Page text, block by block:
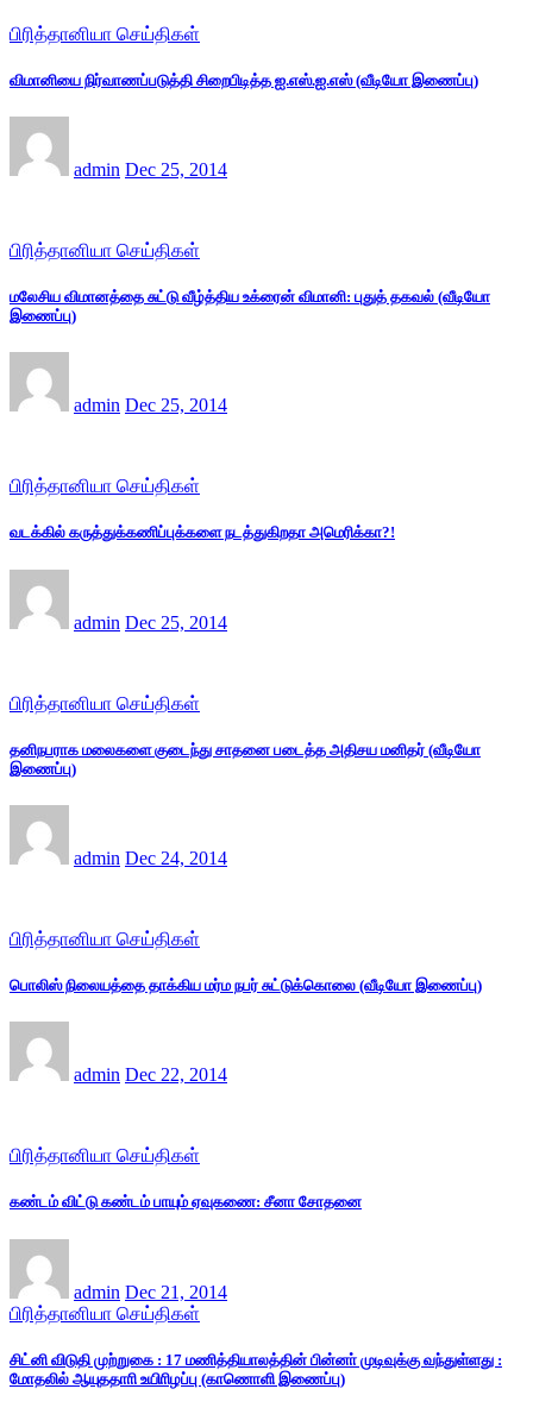
பிரித்தானியா செய்திகள்
விமானியை நிர்வாணப்படுத்தி சிறைபிடித்த ஐ.எஸ்.ஐ.எஸ் (வீடியோ இணைப்பு)
admin Dec 25, 2014
பிரித்தானியா செய்திகள்
மலேசிய விமானத்தை சுட்டு வீழ்த்திய உக்ரைன் விமானி: புதுத் தகவல் (வீடியோ
இணைப்பு)
admin Dec 25, 2014
பிரித்தானியா செய்திகள்
வடக்கில் கருத்துக்கணிப்புக்களை நடத்துகிறதா அமெரிக்கா?!
admin Dec 25, 2014
பிரித்தானியா செய்திகள்
தனிநபராக மலைகளை குடைந்து சாதனை படைத்த அதிசய மனிதர் (வீடியோ
இணைப்பு)
admin Dec 24, 2014
பிரித்தானியா செய்திகள்
பொலிஸ் நிலையத்தை தாக்கிய மர்ம நபர் சுட்டுக்கொலை (வீடியோ இணைப்பு)
admin Dec 22, 2014
பிரித்தானியா செய்திகள்
கண்டம் விட்டு கண்டம் பாயும் ஏவுகணை: சீனா சோதனை
admin Dec 21, 2014
பிரித்தானியா செய்திகள்
சிட்னி விடுதி முற்றுகை : 17 மணித்தியாலத்தின் பின்னா் முடிவுக்கு வந்துள்ளது :
மோதலில் ஆயுததாாி உயிாிழப்பு (காணொளி இணைப்பு)